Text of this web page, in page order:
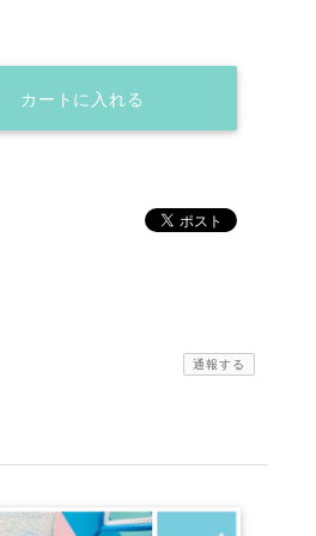
カートに入れる
通報する